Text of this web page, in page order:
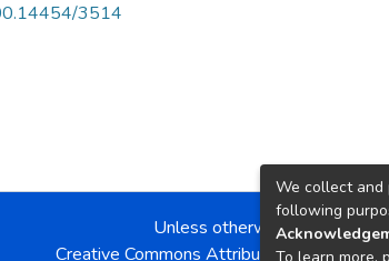
3514
Unless otherwise noted, the
Creative Commons Attribution-
We collect and
following